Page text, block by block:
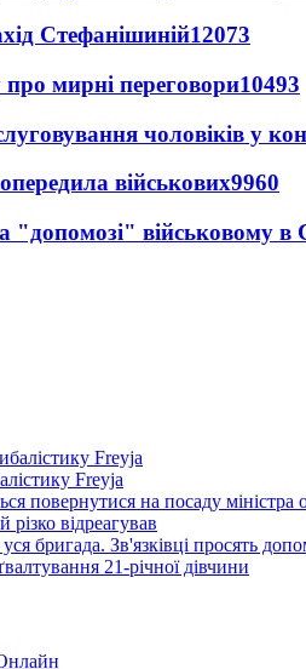
Стефанішиній12073
про мирні переговори10493
чоловіків у
військових9960
військовому в
Freyja
повернутися на посаду міністра
відреагував
бригада. Зв'язківці просять
21-річної дівчини